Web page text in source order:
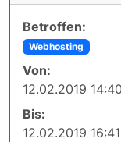
Betroffen:
Webhosting
Von:
12.02.2019
Bis:
12.02.2019